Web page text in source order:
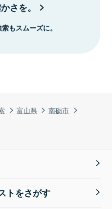
富山県
南砺市
さを。
もスムーズに。
トをさがす